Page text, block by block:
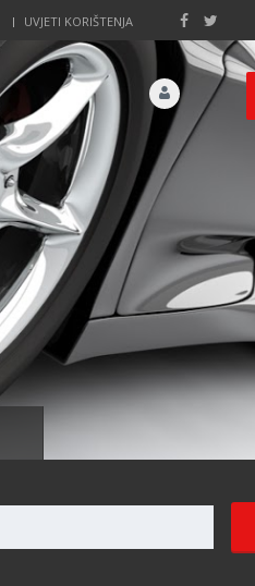
UVJETI KORIŠTENJA